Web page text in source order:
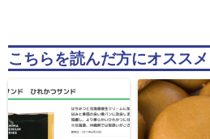
こちらを読んだ方にオススメ